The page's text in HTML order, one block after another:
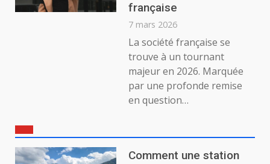
française
7 mars 2026
La société française se
trouve à un tournant
majeur en 2026. Marquée
par une profonde remise
en question…
Comment une station